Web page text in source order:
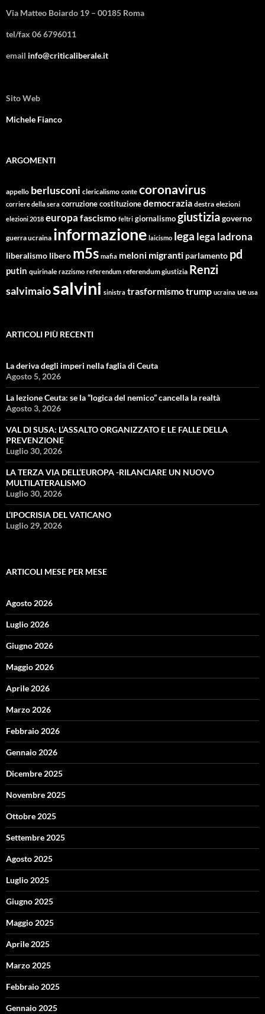
Via Matteo Boiardo 19 – 00185 Roma
tel/fax 06 6796011
email info@criticaliberale.it
Sito Web
Michele Fianco
ARGOMENTI
appello berlusconi clericalismo conte coronavirus
corriere della sera corruzionecostituzionedemocrazia destra elezioni
elezioni 2018 europa fascismo feltri giornalismogiustiziagoverno
guerra ucraina informazione laicismo lega lega ladrona
liberalismo libero m5s mafia meloni migranti parlamento pd
putin quirinale razzismo referendum referendum giustizia Renzi
salvimaiosalvini sinistra trasformismotrump ucraina ue usa
ARTICOLI PIÙ RECENTI
La deriva degli imperi nella faglia di Ceuta
Agosto 5, 2026
La lezione Ceuta: se la “logica del nemico” cancella la realtà
Agosto 3, 2026
VAL DI SUSA: L’ASSALTO ORGANIZZATO E LE FALLE DELLA
PREVENZIONE
Luglio 30, 2026
LA TERZA VIA DELL’EUROPA -RILANCIARE UN NUOVO
MULTILATERALISMO
Luglio 30, 2026
L’IPOCRISIA DEL VATICANO
Luglio 29, 2026
ARTICOLI MESE PER MESE
Agosto 2026
Luglio 2026
Giugno 2026
Maggio 2026
Aprile 2026
Marzo 2026
Febbraio 2026
Gennaio 2026
Dicembre 2025
Novembre 2025
Ottobre 2025
Settembre 2025
Agosto 2025
Luglio 2025
Giugno 2025
Maggio 2025
Aprile 2025
Marzo 2025
Febbraio 2025
Gennaio 2025